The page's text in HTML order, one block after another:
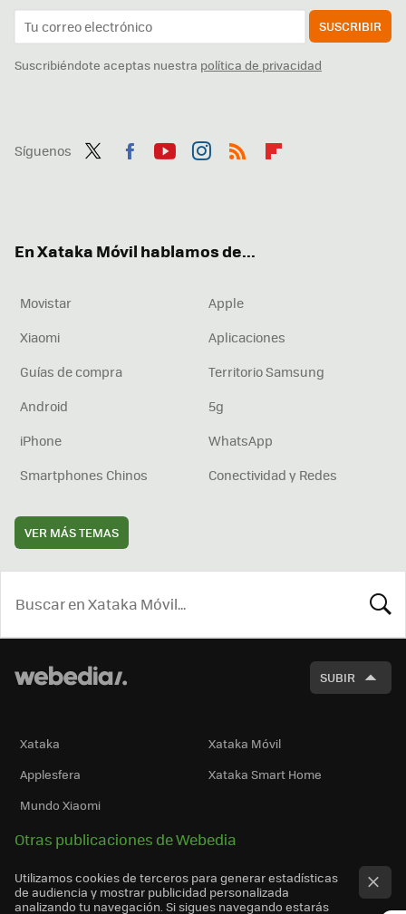
SUSCRIBIR
Suscribiéndote aceptas nuestra política de privacidad
Síguenos
En Xataka Móvil hablamos de...
Movistar
Apple
Xiaomi
Aplicaciones
Guías de compra
Territorio Samsung
Android
5g
iPhone
WhatsApp
Smartphones Chinos
Conectividad y Redes
VER MÁS TEMAS
SUBIR
Xataka
Xataka Móvil
Applesfera
Xataka Smart Home
Mundo Xiaomi
Otras publicaciones de Webedia
Utilizamos cookies de terceros para generar estadísticas
de audiencia y mostrar publicidad personalizada
analizando tu navegación. Si sigues navegando estarás